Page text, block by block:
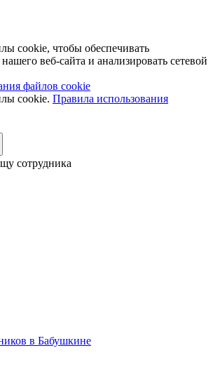
cookie, чтобы обеспечивать
веб-сайта и анализировать сетевой
файлов cookie
cookie. Правила использования
сотрудника
в Бабушкине